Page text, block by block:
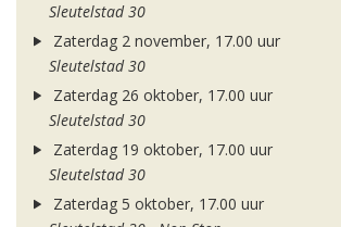
Sleutelstad 30
Zaterdag 2 november, 17.00 uur
Sleutelstad 30
Zaterdag 26 oktober, 17.00 uur
Sleutelstad 30
Zaterdag 19 oktober, 17.00 uur
Sleutelstad 30
Zaterdag 5 oktober, 17.00 uur